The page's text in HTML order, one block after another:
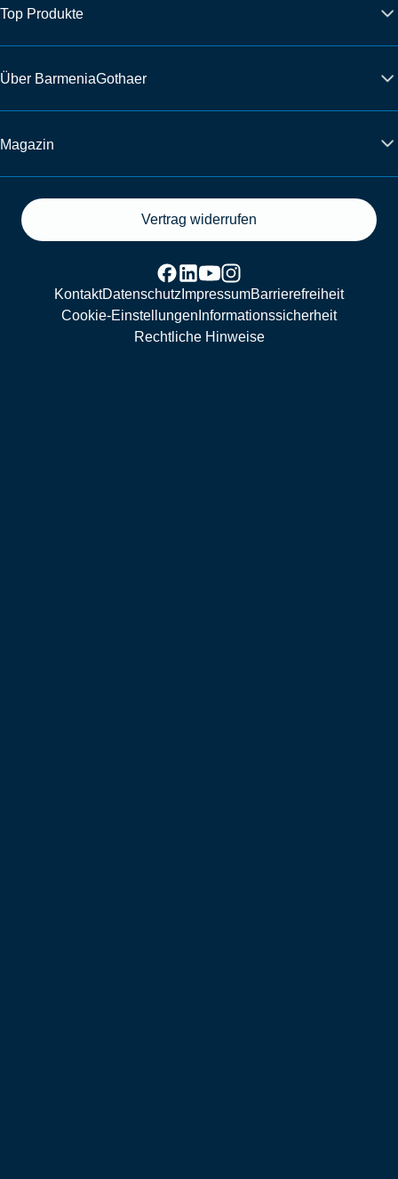
Top Produkte
Über BarmeniaGothaer
Magazin
Vertrag widerrufen
KontaktDatenschutz ImpressumBarrierefreiheit
Cookie-Einstellungen Informationssicherheit
Rechtliche Hinweise